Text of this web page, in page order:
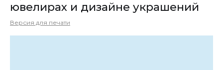
ювелирах и дизайне украшений
Версия для печати